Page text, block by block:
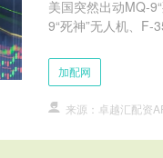
美国突然出动MQ-
9“死神”无人机、F-
加配网
来源：卓越汇配资